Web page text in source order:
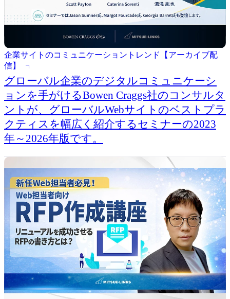
企業サイトのコミュニケーショントレンド【アーカイブ配
信】
グローバル企業のデジタルコミュニケーシ
ョンを手がけるBowen Craggs社のコンサルタ
ントが、グローバルWebサイトのベストプラ
クティスを幅広く紹介するセミナーの2023
年～2026年版です。